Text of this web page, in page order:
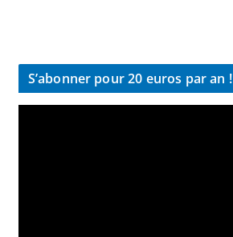
S’abonner pour 20 euros par an !